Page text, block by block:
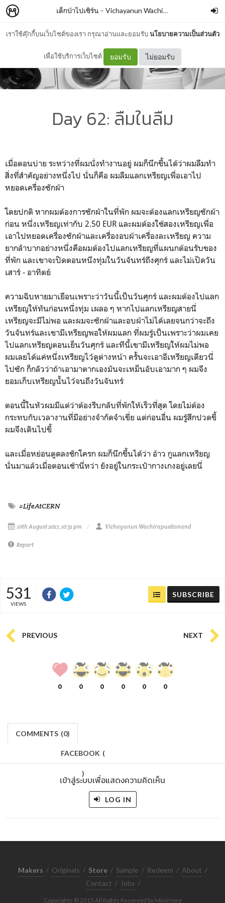
เราใช้คุ๊กกี้บนเว็บไซต์ของเรา กรุณาอ่านและยอมรับนโยบายความเป็นส่วนตัว
เพื่อใช้บริการเว็บไซต์ ยอมรับ ไม่ยอมรับ
เด็กบ้าไปเซิร์น – Vichayanun Wachirapusitanand
Day 62: ลืมในลืม
เมื่อตอนบ่าย ระหว่างที่ผมนั่งทำงานอยู่ ผมก็นึกขึ้นได้ว่าผมลืมทำ
สิ่งที่สำคัญอย่างหนึ่งไป นั่นก็คือ ผมลืมแลกเหรียญเพื่อเอาไป
หยอดเครื่องซักผ้า
โดยปกติ หากผมต้องการซักผ้าในที่พัก ผมจะต้องแลกเหรียญซักผ้า
ก่อน หนึ่งเหรียญเท่ากับ 2.50 EUR และผมต้องใช้สองเหรียญเพื่อ
เอาไปหยอดเครื่องซักผ้าและเครื่องอบผ้าเครื่องละเหรียญ ความ
ยากลำบากอย่างหนึ่งคือผมต้องไปแลกเหรียญที่แผนกต้อนรับของ
ที่พัก และเขาจะปิดตอนหนึงทุ่มในวันจันทร์ถึงศุกร์ และไม่เปิดวัน
เสาร์ - อาทิตย์
ความฉิบหายมาเยือนเพราะว่าวันนี้เป็นวันศุกร์ และผมต้องไปแลก
เหรียญให้ทันก่อนหนึ่งทุ่ม เผลอ ๆ หากไปแลกเหรียญสายนี่
เหรียญจะมีไม่พอ และผมจะซักผ้าและอบผ้าไม่ได้เลยจนกว่าจะถึง
วันจันทร์และเขามีเหรียญพอให้ผมแลก ที่ผมรู้เป็นเพราะว่าผมเคย
ไปแลกเหรียญตอนเย็นวันศุกร์ และทีนี้เขามีเหรียญให้ผมไม่พอ
ผมเลยได้แค่หนึ่งเหรียญไว้ดูต่างหน้า ครั้นจะเอาอีเหรียญเดียวนี่
ไปซัก ก็กลัวว่าถ้าเอามาตากเองมันจะเหม็นอับเอามาก ๆ ผมจึง
ยอมเก็บเหรียญนั้นไว้จนถึงวันจันทร์
ตอนนี้ในหัวผมมีแต่ว่าต้องรีบกลับที่พักให้เร็วที่สุด โดยไม่ต้อง
กระทบกับเวลางานที่มีอย่างจำกัดจำเขี่ย แต่ก่อนอื่น ผมรู้สึกปวดขี้
ผมจึงเดินไปขี้
และเมื่อหย่อนตูดลงชักโครก ผมก็นึกขึ้นได้ว่า อ้าว กูแลกเหรียญ
นั่นมาแล้วเมื่อตอนเช้านี่หว่า ยังอยู่ในกระเป๋ากางเกงอยู่เลยนี่
#LifeAtCERN
10th August 2017, 10:51 pm Vichayanun Wachirapusitanand
Report
531
VIEWS
SUBSCRIBE
PREVIOUS NEXT
0 0 0 0 0 0
COMMENTS (0)
FACEBOOK (
)
เข้าสู่ระบบเพื่อแสดงความคิดเห็น
LOG IN
Makers / Originals / Store / Sample / Redeem / About /
Contact / Jobs /
Copyrights © 2015 All Rights Reserved by Minimore